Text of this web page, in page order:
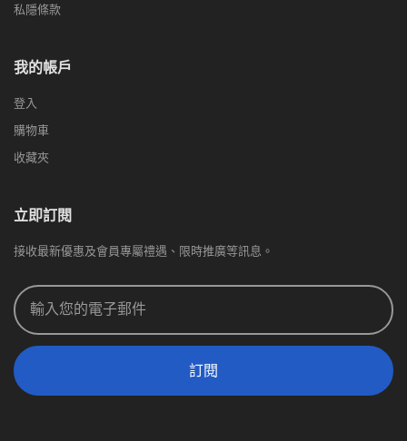
私隱條款
我的帳戶
登入
購物車
收藏夾
立即訂閱
接收最新優惠及會員專屬禮遇、限時推廣等訊息。
訂閱